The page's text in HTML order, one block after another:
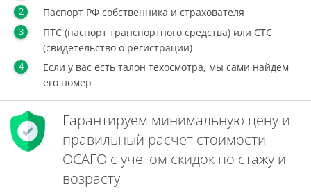
Паспорт РФ собственника и страхователя
ПТС (паспорт транспортного средства) или СТС
(свидетельство о регистрации)
Если у вас есть талон техосмотра, мы сами найдем
его номер
Гарантируем минимальную цену и
правильный расчет стоимости
ОСАГО с учетом скидок по стажу и
возрасту